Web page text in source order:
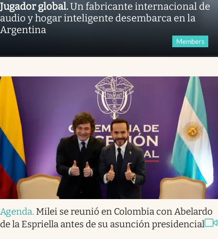
Jugador global.Un fabricante internacional de
audio y hogar inteligente desembarca en la
Argentina
Members
Agenda. Milei se reunió en Colombia con Abelardo
de la Espriella antes de su asunción presidencial